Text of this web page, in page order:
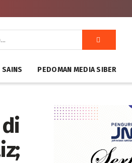
SAINS PEDOMAN MEDIA SIBER